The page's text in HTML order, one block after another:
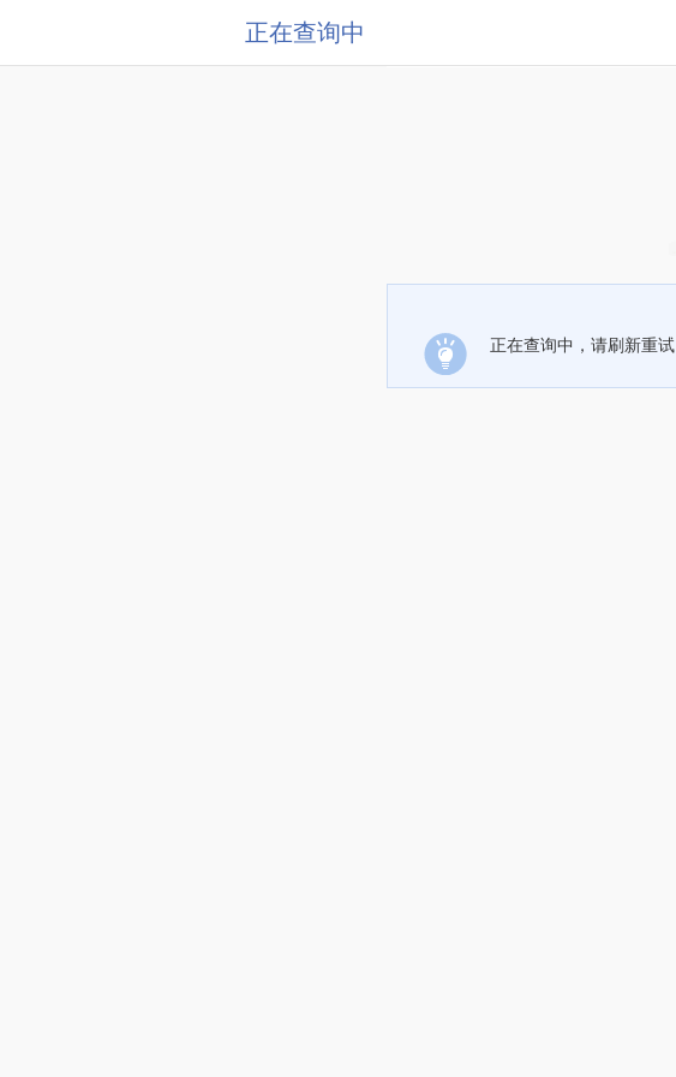
正在查询中
正在查询中，请刷新重试